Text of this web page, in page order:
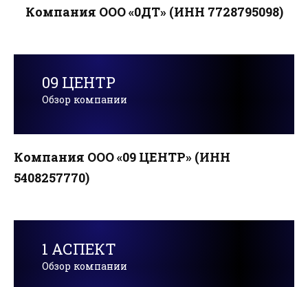
Компания ООО «0ДТ» (ИНН 7728795098)
09 ЦЕНТР
Обзор компании
Компания ООО «09 ЦЕНТР» (ИНН
5408257770)
1 АСПЕКТ
Обзор компании